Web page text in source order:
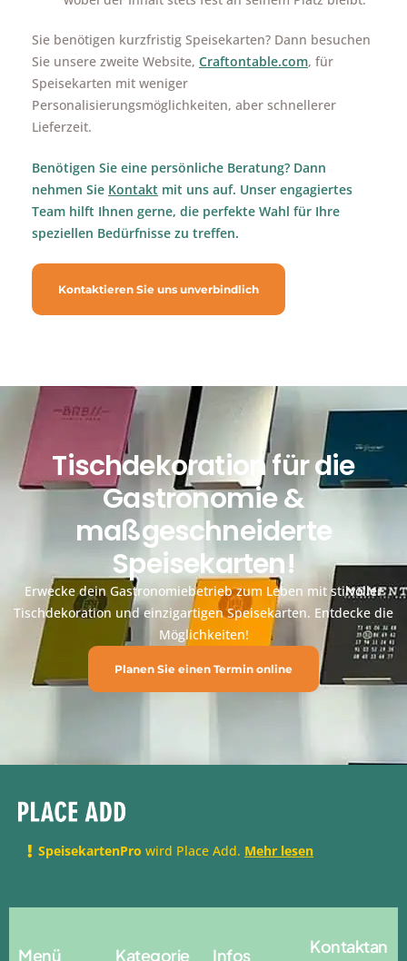
Sie benötigen kurzfristig Speisekarten? Dann besuchen
Sie unsere zweite Website, Craftontable.com, für
Speisekarten mit weniger
Personalisierungsmöglichkeiten, aber schnellerer
Lieferzeit.
Benötigen Sie eine persönliche Beratung? Dann
nehmen Sie Kontakt mit uns auf. Unser engagiertes
Team hilft Ihnen gerne, die perfekte Wahl für Ihre
speziellen Bedürfnisse zu treffen.
Kontaktieren Sie uns unverbindlich
Tischdekoration für die
Gastronomie &
maßgeschneiderte
Speisekarten!
Erwecke dein Gastronomiebetrieb zum Leben mit stilvoller
Tischdekoration und einzigartigen Speisekarten. Entdecke die
Möglichkeiten!
Planen Sie einen Termin online
SpeisekartenPro wird Place Add. Mehr lesen
Menü
Kategorie
Infos
Kontaktan